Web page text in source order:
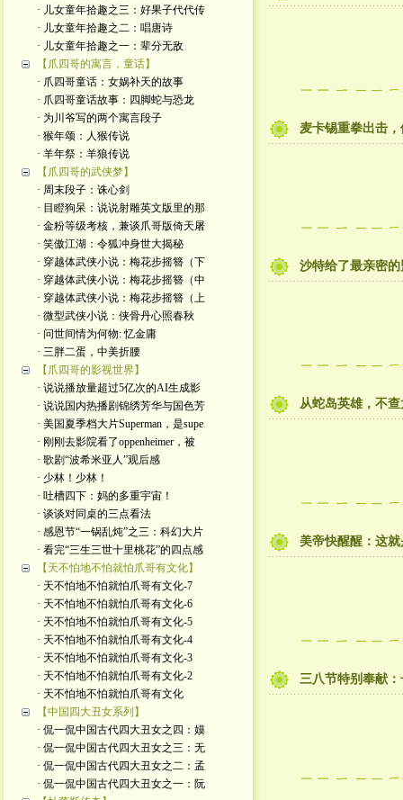
· 儿女童年拾趣之三：好果子代代传
· 儿女童年拾趣之二：唱唐诗
· 儿女童年拾趣之一：辈分无敌
【爪四哥的寓言，童话】
· 爪四哥童话：女娲补天的故事
· 爪四哥童话故事：四脚蛇与恐龙
· 为川爷写的两个寓言段子
· 猴年颂：人猴传说
· 羊年祭：羊狼传说
【爪四哥的武侠梦】
· 周末段子：诛心剑
· 目瞪狗呆：说说射雕英文版里的那
· 金粉等级考核，兼谈爪哥版倚天屠
· 笑傲江湖：令狐冲身世大揭秘
· 穿越体武侠小说：梅花步摇簪（下
· 穿越体武侠小说：梅花步摇簪（中
· 穿越体武侠小说：梅花步摇簪（上
· 微型武侠小说：侠骨丹心照春秋
· 问世间情为何物: 忆金庸
· 三胖二蛋，中美折腰
【爪四哥的影视世界】
· 说说播放量超过5亿次的AI生成影
· 说说国内热播剧锦绣芳华与国色芳
· 美国夏季档大片Superman，是supe
· 刚刚去影院看了oppenheimer，被
· 歌剧“波希米亚人”观后感
· 少林！少林！
· 吐槽四下：妈的多重宇宙！
· 谈谈对同桌的三点看法
· 感恩节“一锅乱炖”之三：科幻大片
· 看完“三生三世十里桃花”的四点感
【天不怕地不怕就怕爪哥有文化】
· 天不怕地不怕就怕爪哥有文化-7
· 天不怕地不怕就怕爪哥有文化-6
· 天不怕地不怕就怕爪哥有文化-5
· 天不怕地不怕就怕爪哥有文化-4
· 天不怕地不怕就怕爪哥有文化-3
· 天不怕地不怕就怕爪哥有文化-2
· 天不怕地不怕就怕爪哥有文化
【中国四大丑女系列】
· 侃一侃中国古代四大丑女之四：嫫
· 侃一侃中国古代四大丑女之三：无
· 侃一侃中国古代四大丑女之二：孟
· 侃一侃中国古代四大丑女之一：阮
麦卡锡重拳出击
沙特给了最亲密
从蛇岛英雄，不
美帝快醒醒：这
三八节特别奉献